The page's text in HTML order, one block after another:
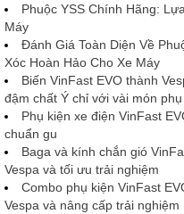
Phuộc YSS Chính Hãng:
Máy
Đánh Giá Toàn Diện Về
Xóc Hoàn Hảo Cho Xe Máy
Biến VinFast EVO thành
đậm chất Ý chỉ với vài món phụ
Phụ kiện xe điện VinFast
chuẩn gu
Baga và kính chắn gió
Vespa và tối ưu trải nghiệm
Combo phụ kiện VinFast
Vespa và nâng cấp trải nghiệm